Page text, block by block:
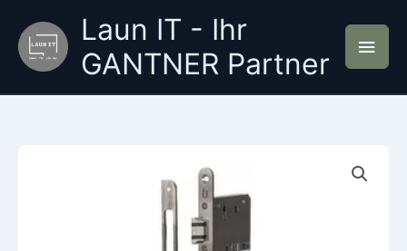
Inhalt
springen
Laun IT - Ihr
GANTNER Partner